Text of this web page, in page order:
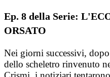
Ep. 8 della Serie:
ORSATO
Nei giorni successivi,
dello scheletro rinvenuto